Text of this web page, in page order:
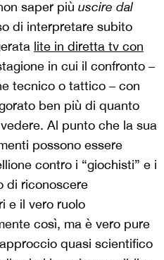
saper più uscire dal
di interpretare subito
lite in diretta tv con
in cui il confronto –
tecnico o tattico – con
ben più di quanto
Al punto che la sua
possono essere
contro i “giochisti” e i
di riconoscere
e il vero ruolo
così, ma è vero pure
quasi scientifico